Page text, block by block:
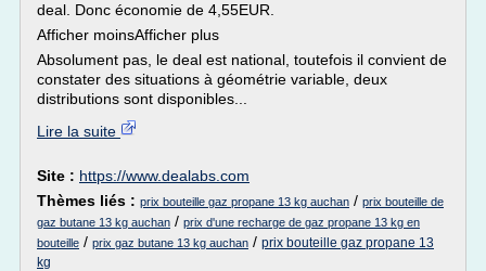
deal. Donc économie de 4,55EUR.
Afficher moinsAfficher plus
Absolument pas, le deal est national, toutefois il convient de
constater des situations à géométrie variable, deux
distributions sont disponibles...
Lire la suite
Site : https://www.dealabs.com
Thèmes liés : prix bouteille gaz propane 13 kg auchan / prix bouteille de
gaz butane 13 kg auchan / prix d'une recharge de gaz propane 13 kg en
bouteille / prix gaz butane 13 kg auchan / prix bouteille gaz propane 13
kg